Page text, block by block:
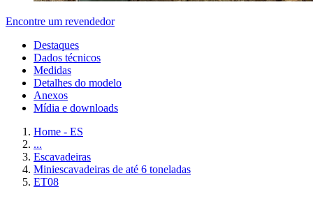
Encontre um revendedor
Destaques
Dados técnicos
Medidas
Detalhes do modelo
Anexos
Mídia e downloads
Home - ES
...
Escavadeiras
Miniescavadeiras de até 6 toneladas
ET08